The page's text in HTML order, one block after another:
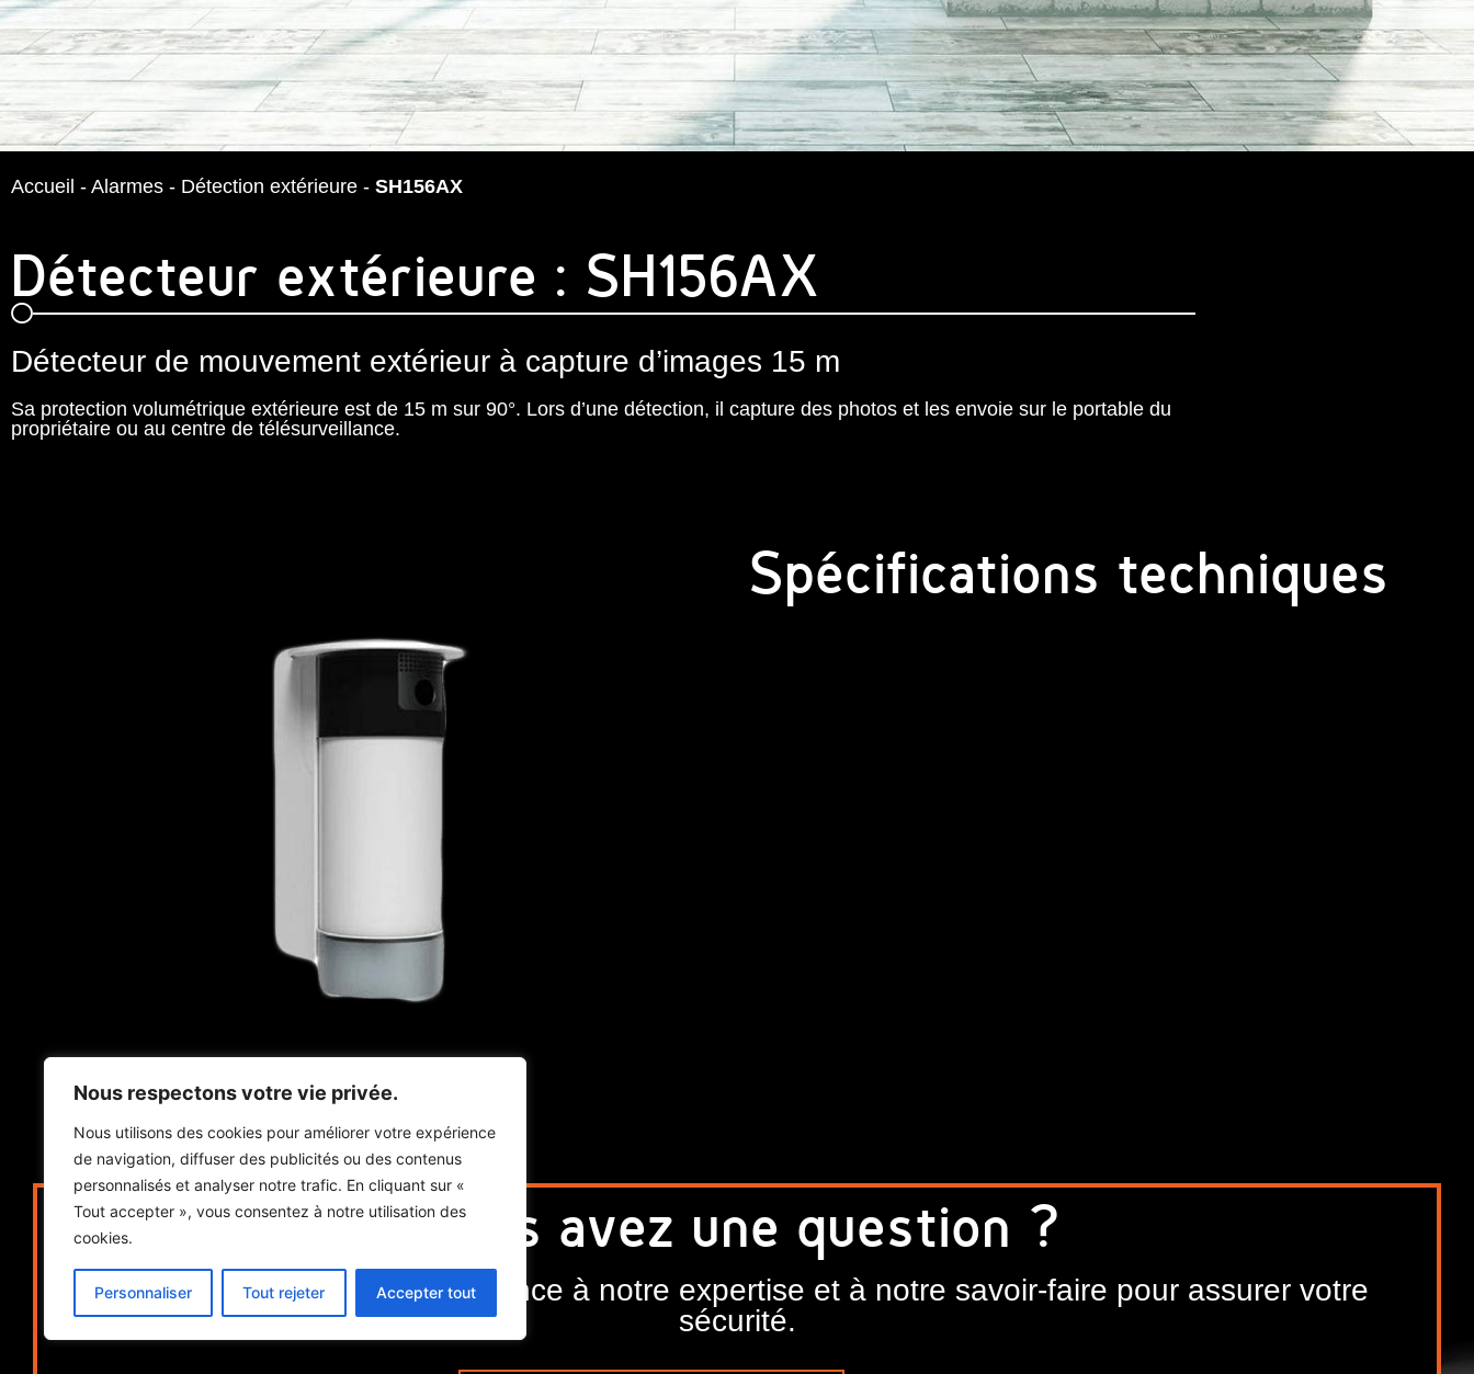
Nous respectons votre vie privée.
Nous utilisons des cookies pour améliorer votre expérience
de navigation, diffuser des publicités ou des contenus
personnalisés et analyser notre trafic. En cliquant sur «
Tout accepter », vous consentez à notre utilisation des
cookies.
Personnaliser Tout rejeter Accepter tout
Accueil - Alarmes - Détection extérieure - SH156AX
Détecteur extérieure : SH156AX
Détecteur de mouvement extérieur à capture d’images 15 m
Sa protection volumétrique extérieure est de 15 m sur 90°. Lors d’une détection, il capture des photos et les envoie sur le portable du
propriétaire ou au centre de télésurveillance.
Spécifications techniques
Vous avez une question ?
Posez-la nous et faites confiance à notre expertise et à notre savoir-faire pour assurer votre
sécurité.